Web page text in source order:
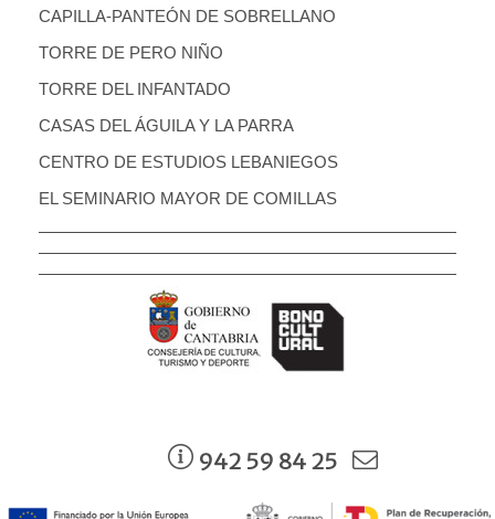
CAPILLA-PANTEÓN DE SOBRELLANO
TORRE DE PERO NIÑO
TORRE DEL INFANTADO
CASAS DEL ÁGUILA Y LA PARRA
CENTRO DE ESTUDIOS LEBANIEGOS
EL SEMINARIO MAYOR DE COMILLAS
942 59 84 25